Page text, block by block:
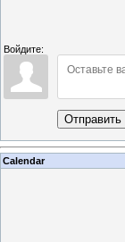
Войдите:
Отправить
Calendar